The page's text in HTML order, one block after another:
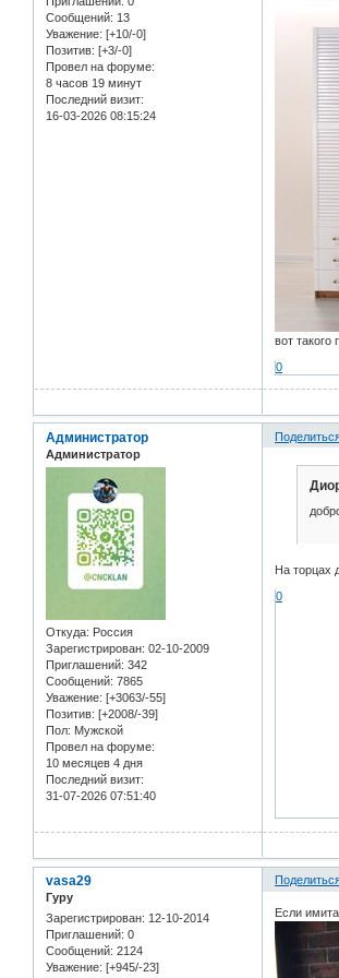
Сообщений: 13
Уважение: [+10/-0]
Позитив: [+3/-0]
Провел на форуме:
8 часов 19 минут
Последний визит:
16-03-2026 08:15:24
вот такого
0
Администратор
Администратор
Откуда: Россия
Зарегистрирован: 02-10-2009
Приглашений: 342
Сообщений: 7865
Уважение: [+3063/-55]
Позитив: [+2008/-39]
Пол: Мужской
Провел на форуме:
10 месяцев 4 дня
Последний визит:
31-07-2026 07:51:40
На торцах
0
vasa29
Гуру
Зарегистрирован: 12-10-2014
Приглашений: 0
Сообщений: 2124
Уважение: [+945/-23]
Если